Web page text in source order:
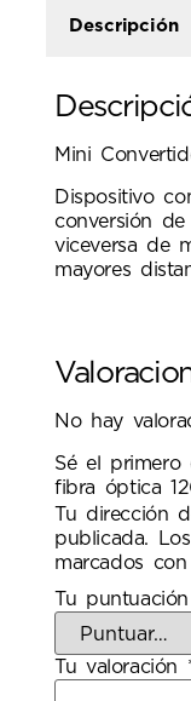
Descripción
Mini
Dispositivo
conversión
viceversa de
mayores
No hay
Sé el primero
fibra óptica
Tu dirección
publicada.
marcados con
Tu puntuación
Tu valoración